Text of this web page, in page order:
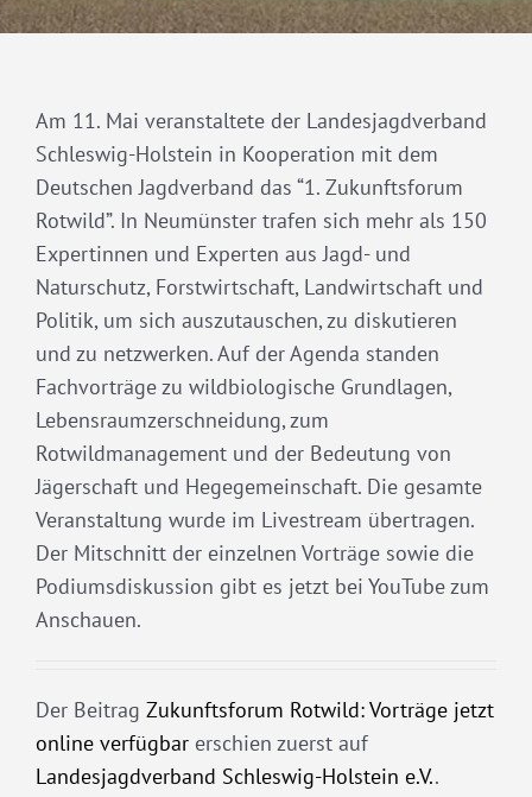
Am 11. Mai veranstaltete der Landesjagdverband
Schleswig-Holstein in Kooperation mit dem
Deutschen Jagdverband das “1. Zukunftsforum
Rotwild”. In Neumünster trafen sich mehr als 150
Expertinnen und Experten aus Jagd- und
Naturschutz, Forstwirtschaft, Landwirtschaft und
Politik, um sich auszutauschen, zu diskutieren
und zu netzwerken. Auf der Agenda standen
Fachvorträge zu wildbiologische Grundlagen,
Lebensraumzerschneidung, zum
Rotwildmanagement und der Bedeutung von
Jägerschaft und Hegegemeinschaft. Die gesamte
Veranstaltung wurde im Livestream übertragen.
Der Mitschnitt der einzelnen Vorträge sowie die
Podiumsdiskussion gibt es jetzt bei YouTube zum
Anschauen.
Der Beitrag Zukunftsforum Rotwild: Vorträge jetzt
online verfügbar erschien zuerst auf
Landesjagdverband Schleswig-Holstein e.V..